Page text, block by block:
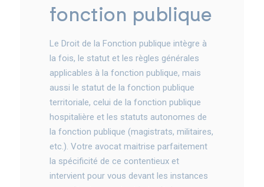
fonction publique
Le Droit de la Fonction publique intègre à
la fois, le statut et les règles générales
applicables à la fonction publique, mais
aussi le statut de la fonction publique
territoriale, celui de la fonction publique
hospitalière et les statuts autonomes de
la fonction publique (magistrats, militaires,
etc.). Votre avocat maitrise parfaitement
la spécificité de ce contentieux et
intervient pour vous devant les instances